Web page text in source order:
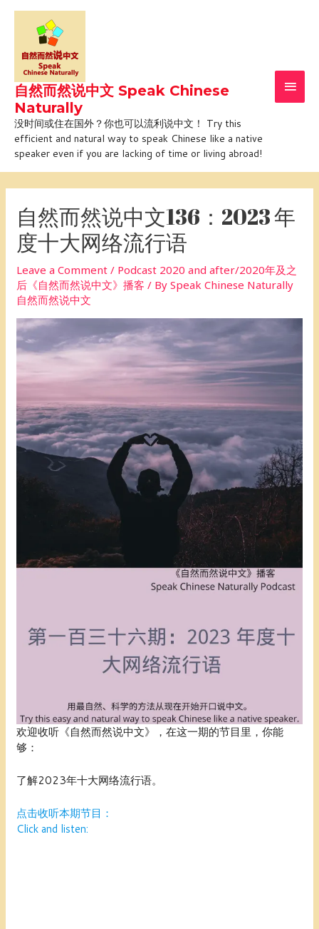
Skip
content
自然而然说中文 Speak Chinese
Naturally
没时间或住在国外？你也可以流利说中文！ Try this
efficient and natural way to speak Chinese like a native
speaker even if you are lacking of time or living abroad!
自然而然说中文136：2023 年
度十大网络流行语
Leave a Comment / Podcast 2020 and after/2020年及之
后《自然而然说中文》播客 / BySpeak Chinese Naturally
自然而然说中文
欢迎收听《自然而然说中文》，在这一期的节目里，你能
够：
了解2023年十大网络流行语。
点击收听本期节目：
Click and listen: